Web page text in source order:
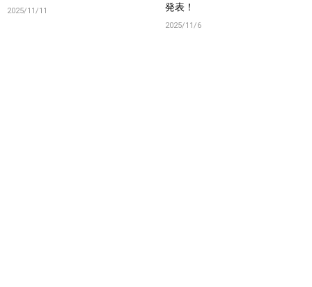
2025/11/11
発表！
2025/11/6